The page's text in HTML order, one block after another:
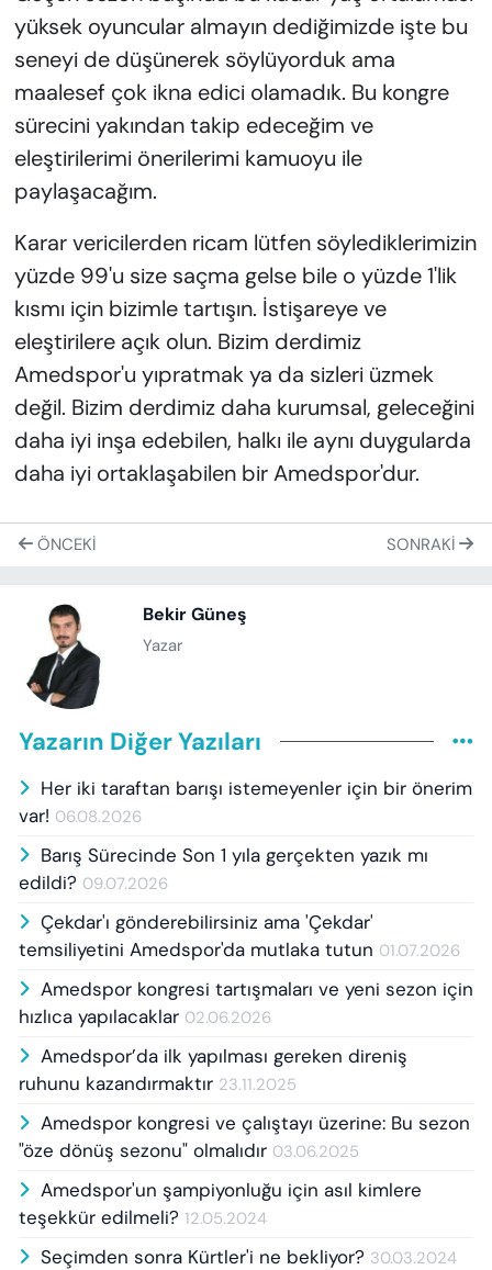
yüksek oyuncular almayın dediğimizde işte bu
seneyi de düşünerek söylüyorduk ama
maalesef çok ikna edici olamadık. Bu kongre
sürecini yakından takip edeceğim ve
eleştirilerimi önerilerimi kamuoyu ile
paylaşacağım.
Karar vericilerden ricam lütfen söylediklerimizin
yüzde 99'u size saçma gelse bile o yüzde 1'lik
kısmı için bizimle tartışın. İstişareye ve
eleştirilere açık olun. Bizim derdimiz
Amedspor'u yıpratmak ya da sizleri üzmek
değil. Bizim derdimiz daha kurumsal, geleceğini
daha iyi inşa edebilen, halkı ile aynı duygularda
daha iyi ortaklaşabilen bir Amedspor'dur.
ÖNCEKI SONRAKI
Bekir Güneş
Yazar
Yazarın Diğer Yazıları
Her iki taraftan barışı istemeyenler için bir önerim
var! 06.08.2026
Barış Sürecinde Son 1 yıla gerçekten yazık mı
edildi? 09.07.2026
Çekdar'ı gönderebilirsiniz ama 'Çekdar'
temsiliyetini Amedspor'da mutlaka tutun 01.07.2026
Amedspor kongresi tartışmaları ve yeni sezon için
hızlıca yapılacaklar 02.06.2026
Amedspor’da ilk yapılması gereken direniş
ruhunu kazandırmaktır 23.11.2025
Amedspor kongresi ve çalıştayı üzerine: Bu sezon
"öze dönüş sezonu" olmalıdır 03.06.2025
Amedspor'un şampiyonluğu için asıl kimlere
teşekkür edilmeli? 12.05.2024
Seçimden sonra Kürtler'i ne bekliyor? 30.03.2024